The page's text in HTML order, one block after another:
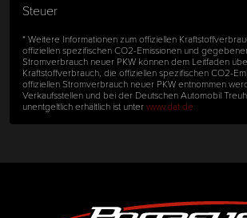
Steuer
* Weitere Informationen zum offiziellen
offiziellen spezifischen CO2-Emissionen und
Stromverbrauch neuer PKW können dem Leitfaden
Kraftstoffverbrauch, die offiziellen spezifischen CO2-
offiziellen Stromverbrauch neuer PKW entnommen
Verkaufsstellen und bei der Deutschen Automobil
unentgeltlich erhältlich ist unterwww.dat.de.